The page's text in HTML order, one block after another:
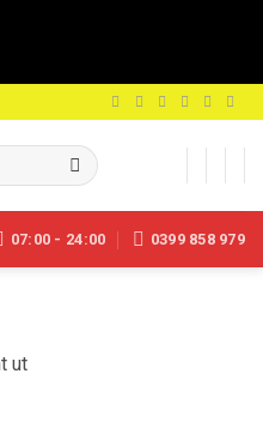
07:00 - 24:00 0399 858 979
ut